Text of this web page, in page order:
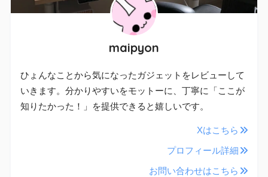
maipyon
ひょんなことから気になったガジェットをレビューして
いきます。分かりやすいをモットーに、丁寧に「ここが
知りたかった！」を提供できると嬉しいです。
Xはこちら
プロフィール詳細
お問い合わせはこちら